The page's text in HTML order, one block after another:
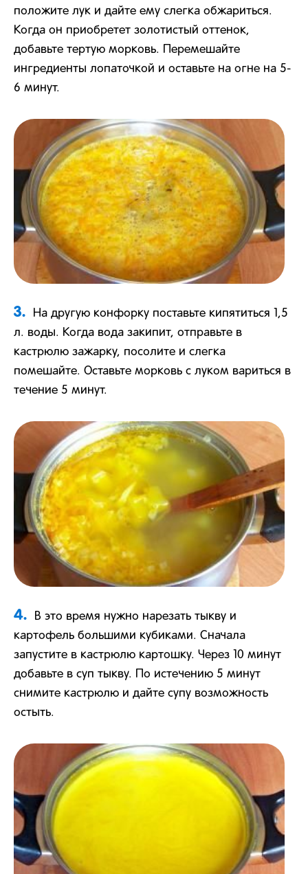
положите лук и дайте ему слегка обжариться.
Когда он приобретет золотистый оттенок,
добавьте тертую морковь. Перемешайте
ингредиенты лопаточкой и оставьте на огне на 5-
6 минут.
3.
На другую конфорку поставьте кипятиться 1,5
л. воды. Когда вода закипит, отправьте в
кастрюлю зажарку, посолите и слегка
помешайте. Оставьте морковь с луком вариться в
течение 5 минут.
4.
В это время нужно нарезать тыкву и
картофель большими кубиками. Сначала
запустите в кастрюлю картошку. Через 10 минут
добавьте в суп тыкву. По истечению 5 минут
снимите кастрюлю и дайте супу возможность
остыть.